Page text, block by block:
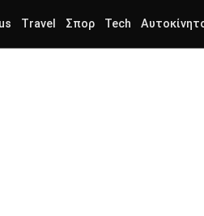
Travel Σπορ Tech